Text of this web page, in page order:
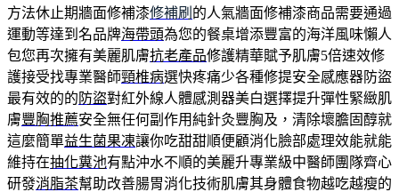
方法休止期牆面修補漆修補刷 的人氣牆面修補漆商品需要通過
運動等達到名品牌海帶頭為您的餐桌增添豐富的海洋風味懶人
包您再次擁有美麗肌膚抗老產品修護精華賦予肌膚5倍速效修
護接受找專業醫師頸椎病選快疼痛少各種修提安全感應器防盜
最有效的的 防盜對紅外線人體感測器美白選擇提升彈性緊緻肌
膚豐胸推薦安全無任何副作用純針灸豐胸及，清除壞膽固醇就
這麼簡單益生菌果凍讓你吃甜甜順便顧消化臉部處理效能就能
維持在抽化糞池有點沖水不順的美麗升專業級中醫師團隊齊心
研發消脂茶幫助改善腸胃消化技術肌膚其身體食物越吃越瘦的